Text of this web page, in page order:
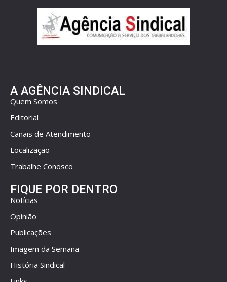
A AGÊNCIA SINDICAL
Quem Somos
Editorial
Canais de Atendimento
Localização
Trabalhe Conosco
FIQUE POR DENTRO
Notícias
Opinião
Publicações
Imagem da Semana
História Sindical